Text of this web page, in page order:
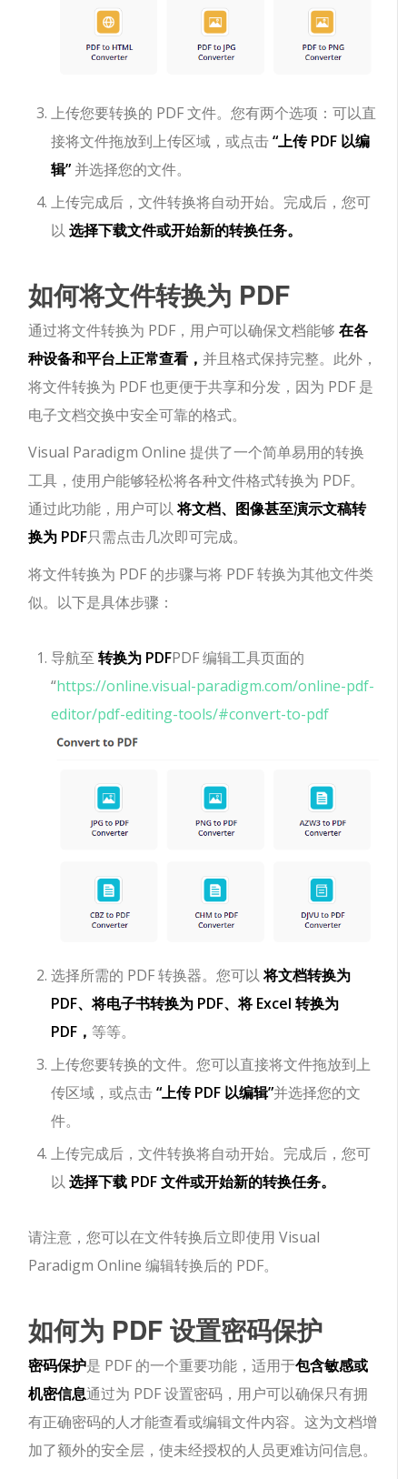
上传您要转换的 PDF 文件。您有两个选项：可以直
接将文件拖放到上传区域，或点击“上传 PDF 以编
辑” 并选择您的文件。
上传完成后，文件转换将自动开始。完成后，您可
以选择下载文件或开始新的转换任务。
如何将文件转换为 PDF
通过将文件转换为 PDF，用户可以确保文档能够在各
种设备和平台上正常查看， 并且格式保持完整。此外，
将文件转换为 PDF 也更便于共享和分发，因为 PDF 是
电子文档交换中安全可靠的格式。
Visual Paradigm Online 提供了一个简单易用的转换
工具，使用户能够轻松将各种文件格式转换为 PDF。
通过此功能，用户可以将文档、图像甚至演示文稿转
换为 PDF只需点击几次即可完成。
将文件转换为 PDF 的步骤与将 PDF 转换为其他文件类
似。以下是具体步骤：
导航至转换为 PDFPDF 编辑工具页面的
“https://online.visual-paradigm.com/online-pdf-
editor/pdf-editing-tools/#convert-to-pdf
选择所需的 PDF 转换器。您可以将文档转换为
PDF、将电子书转换为 PDF、将 Excel 转换为
PDF， 等等。
上传您要转换的文件。您可以直接将文件拖放到上
传区域，或点击“上传 PDF 以编辑”并选择您的文
件。
上传完成后，文件转换将自动开始。完成后，您可
以选择下载 PDF 文件或开始新的转换任务。
请注意，您可以在文件转换后立即使用 Visual
Paradigm Online 编辑转换后的 PDF。
如何为 PDF 设置密码保护
密码保护是 PDF 的一个重要功能，适用于包含敏感或
机密信息通过为 PDF 设置密码，用户可以确保只有拥
有正确密码的人才能查看或编辑文件内容。这为文档增
加了额外的安全层，使未经授权的人员更难访问信息。